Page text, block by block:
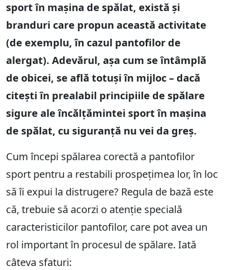
sport în mașina de spălat, există și
branduri care propun această activitate
(de exemplu, în cazul pantofilor de
alergat). Adevărul, așa cum se întâmplă
de obicei, se află totuși în mijloc – dacă
citești în prealabil principiile de spălare
sigure ale încălțămintei sport în mașina
de spălat, cu siguranță nu vei da greș.
Cum începi spălarea corectă a pantofilor
sport pentru a restabili prospețimea lor, în loc
să îi expui la distrugere? Regula de bază este
că, trebuie să acorzi o atenție specială
caracteristicilor pantofilor, care pot avea un
rol important în procesul de spălare. Iată
câteva sfaturi: